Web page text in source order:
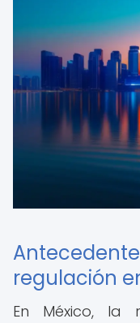
regulación
En México, la